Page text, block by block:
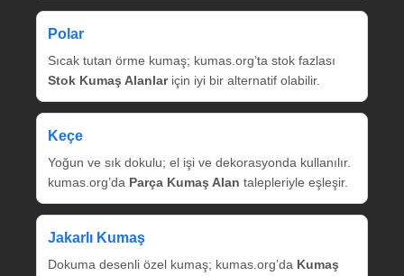
Polar
Sıcak tutan örme kumaş; kumas.org’ta stok fazlası
Stok Kumaş Alanlariçin iyi bir alternatif olabilir.
Keçe
Yoğun ve sık dokulu; el işi ve dekorasyonda kullanılır.
kumas.org’da Parça Kumaş Alan talepleriyle eşleşir.
Jakarlı Kumaş
Dokuma desenli özel kumaş; kumas.org’da Kumaş